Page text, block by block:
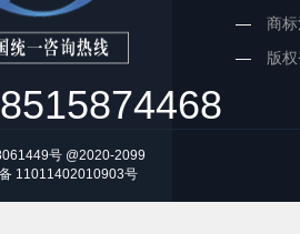
商
版
号 @2020-2099
11011402010903号